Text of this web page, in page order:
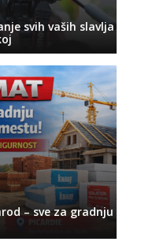
svih vaših slavlja
– sve za gradnju